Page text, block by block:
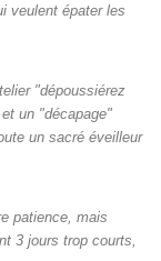
veulent épater les
"dépoussiérez
un "décapage"
un sacré éveilleur
patience, mais
3 jours trop courts,